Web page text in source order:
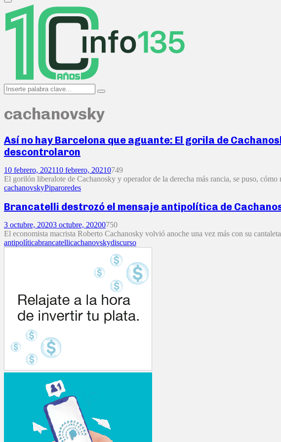
Primary
Menu
Search
for:
Search
cachanovsky
Así no hay Barcelona que aguante: El gorila de
descontrolaron
10 febrero, 202110 febrero, 20210749
El gorilón liberalote de Cachanosky y operador de la derecha más rancia, se puso,
cachanovskyPiparoredes
Brancatelli destrozó el mensaje antipolítica de
3 octubre, 20203 octubre, 20200750
El economista macrista Roberto Cachanosky volvió anoche una vez más con su
antipolíticabrancatellicachanovskydiscurso